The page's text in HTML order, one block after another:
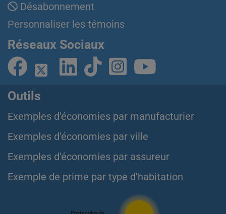
Désabonnement
Personnaliser les témoins
Réseaux Sociaux
Outils
Exemples d'économies par manufacturier
Exemples d'économies par ville
Exemples d'économies par assureur
Exemple de prime par type d'habitation